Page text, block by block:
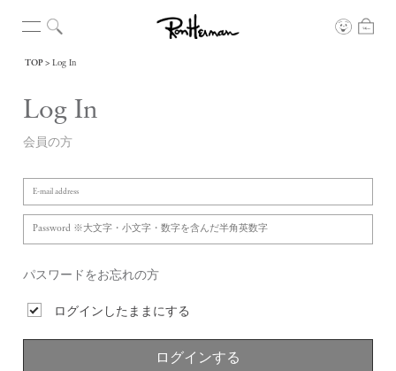
TOP Log In
Log In
会員の方
パスワードをお忘れの方
ログインしたままにする
ログインする